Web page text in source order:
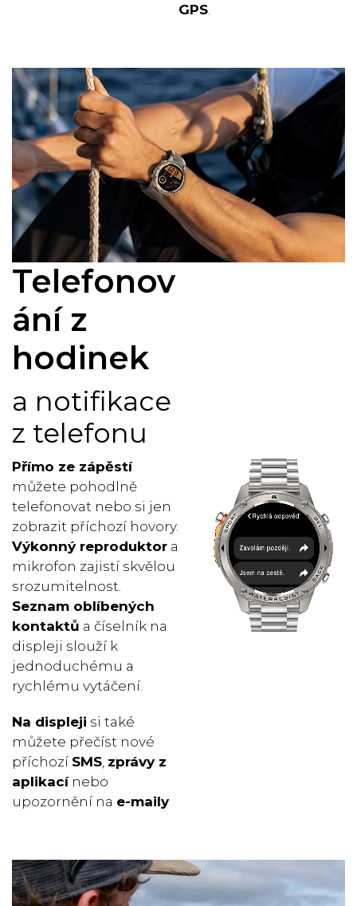
GPS
Telefonov
ání z
hodinek
a notifikace
z telefonu
Přímo ze zápěstí
můžete pohodlně
telefonovat nebo si jen
zobrazit příchozí hovory.
Výkonný reproduktor a
mikrofon zajistí skvělou
srozumitelnost.
Seznam oblíbených
kontaktů a číselník na
displeji slouží k
jednoduchému a
rychlému vytáčení.
Na displeji si také
můžete přečíst nové
příchozí SMS zprávy z
aplikacínebo
upozornění na e-maily